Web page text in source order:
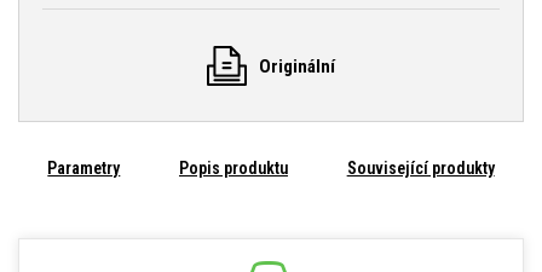
Originální
Parametry Popis produktu Související produkty